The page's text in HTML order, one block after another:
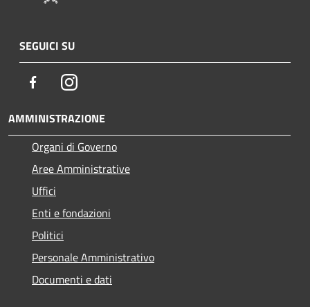
SEGUICI SU
FacebookInstagram
AMMINISTRAZIONE
Organi di Governo
Aree Amministrative
Uffici
Enti e fondazioni
Politici
Personale Amministrativo
Documenti e dati